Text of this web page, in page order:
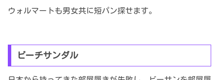
ウォルマートも男女共に短パン探せます。
ビーチサンダル